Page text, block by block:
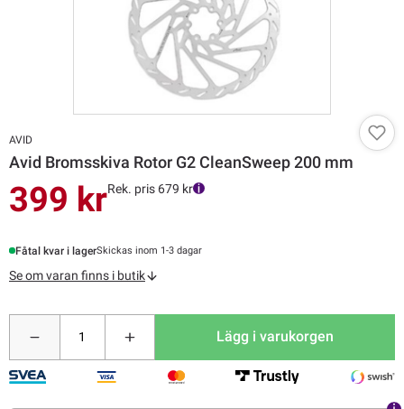
AVID
Avid Bromsskiva Rotor G2 CleanSweep 200 mm
399 krRek. pris 679 kr
Fåtal kvar i lagerSkickas inom 1-3 dagar
Se om varan finns i butik
Lägg i varukorgen